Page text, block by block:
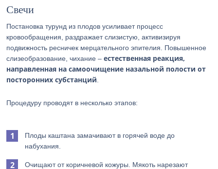
Свечи
Постановка турунд из плодов усиливает процесс
кровообращения, раздражает слизистую, активизируя
подвижность ресничек мерцательного эпителия. Повышенное
слизеобразование, чихание –естественная реакция,
направленная на самоочищение назальной полости от
посторонних субстанций
Процедуру проводят в несколько этапов:
Плоды каштана замачивают в горячей воде до
набухания.
Очищают от коричневой кожуры. Мякоть нарезают